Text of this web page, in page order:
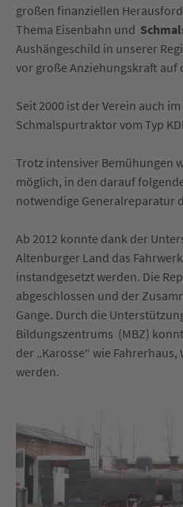
großen finanziellen
Thema Eisenbahn und
Aushängeschild in unserer
vor große Anziehungskraft auf
Seit 2000 ist der Verein auch
Schmalspurtraktor vom Typ
Trotz intensiver Bemühungen
möglich, in den darauf
notwendige Generalreparatur
Ab 2012 konnte dank der
Altenburger Land das
instandgesetzt werden. Die
abgeschlossen und der
Gange. Durch die
Bildungszentrums (MBZ)
der „Karosse“ wie
werden.